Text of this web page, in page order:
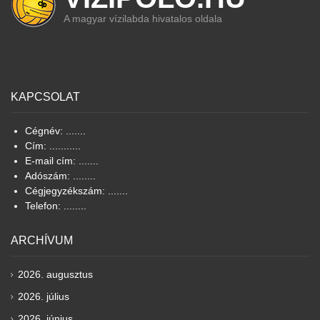
A magyar vízilabda hivatalos oldala
KAPCSOLAT
Cégnév: .......
Cím: ...........
E-mail cím: .......
Adószám: ........
Cégjegyzékszám: .......
Telefon: ........
ARCHÍVUM
2026. augusztus
2026. július